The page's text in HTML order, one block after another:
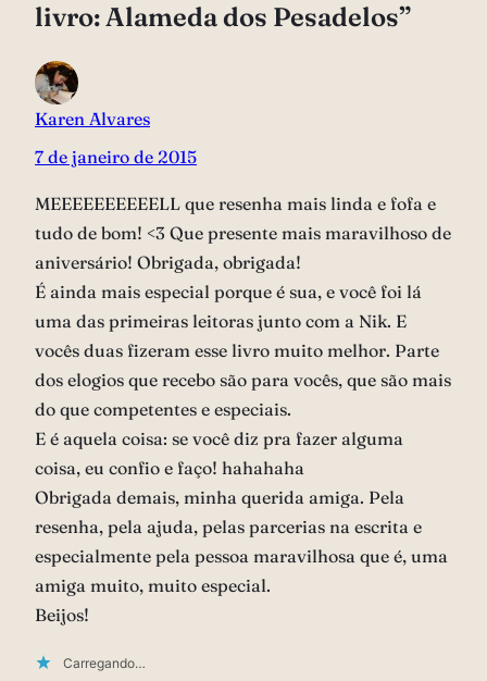
livro: Alameda dos Pesadelos”
Karen Alvares
7 de janeiro de 2015
MEEEEEEEEEELL que resenha mais linda e fofa e
tudo de bom! <3 Que presente mais maravilhoso de
aniversário! Obrigada, obrigada!
É ainda mais especial porque é sua, e você foi lá
uma das primeiras leitoras junto com a Nik. E
vocês duas fizeram esse livro muito melhor. Parte
dos elogios que recebo são para vocês, que são mais
do que competentes e especiais.
E é aquela coisa: se você diz pra fazer alguma
coisa, eu confio e faço! hahahaha
Obrigada demais, minha querida amiga. Pela
resenha, pela ajuda, pelas parcerias na escrita e
especialmente pela pessoa maravilhosa que é, uma
amiga muito, muito especial.
Beijos!
Carregando…